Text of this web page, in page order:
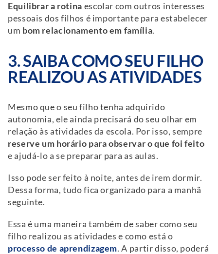
Equilibrar a rotina escolar com outros interesses
pessoais dos filhos é importante para estabelecer
um bom relacionamento em família.
3. SAIBA COMO SEU FILHO
REALIZOU AS ATIVIDADES
Mesmo que o seu filho tenha adquirido
autonomia, ele ainda precisará do seu olhar em
relação às atividades da escola. Por isso, sempre
reserve um horário para observar o que foi feito
e ajudá-lo a se preparar para as aulas.
Isso pode ser feito à noite, antes de irem dormir.
Dessa forma, tudo fica organizado para a manhã
seguinte.
Essa é uma maneira também de saber como seu
filho realizou as atividades e como está o
processo de aprendizagem. A partir disso, poderá